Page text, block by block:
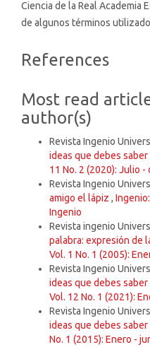
Ciencia de la Real Academia
de algunos términos
Article
References
Most read
author(s)
Revista Ingenio
ideas que debes
11 No. 2 (2020): Julio -
Revista Ingenio
amigo el lápiz ,
Ingenio
Revista ingenio
palabra: expresión de
Vol. 1 No. 1 (2005):
Revista Ingenio
ideas que debes
Vol. 12 No. 1 (2021):
Revista Ingenio
ideas que debes saber
No. 1 (2015): Enero -